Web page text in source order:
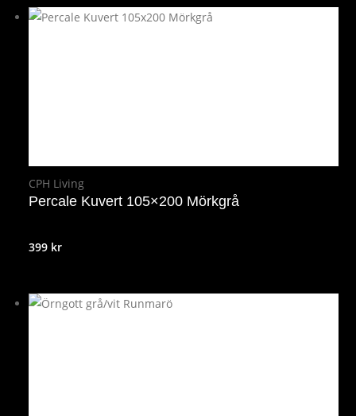
CPH Living
Percale Kuvert 105×200 Mörkgrå
399 kr